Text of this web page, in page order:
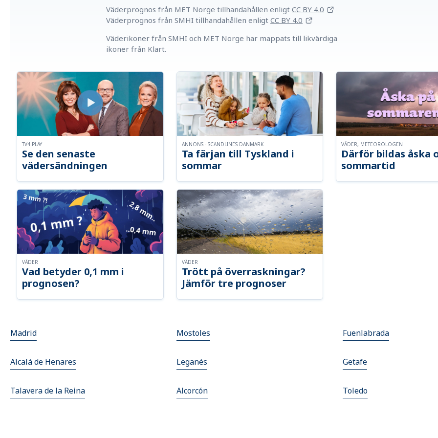
Väderprognos från MET Norge tillhandahållen enligt CC BY 4.0
Väderprognos från SMHI tillhandahållen enligt CC BY 4.0
Väderikoner från SMHI och MET Norge har mappats till likvärdiga
ikoner från Klart.
Se den senaste
vädersändningen
TV4 PLAY
Ta färjan till Tyskland i
sommar
ANNONS - SCANDLINES DANMARK
Därför bildas åska
sommartid
VÄDER, METEOROLOGEN
Vad betyder 0,1 mm i
prognosen?
VÄDER
Trött på överraskningar?
Jämför tre prognoser
VÄDER
Madrid Mostoles Fuenlabrada
Alcalá de Henares Leganés Getafe
Talavera de la Reina Alcorcón Toledo